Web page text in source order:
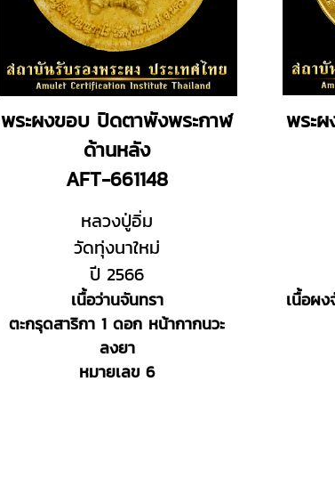
พระผงขอบ ปิดตาพังพระกาฬ
ด้านหลัง
AFT-661148
หลวงปู่อิ่ม
วัดทุ่งนาใหม่
ปี 2566
เนื้อว่านจันทรา
ตะกรุดสาริกา 1 ดอก หน้ากากนวะ
ลงยา
หมายเลข 6
พระ
เนื้อผ